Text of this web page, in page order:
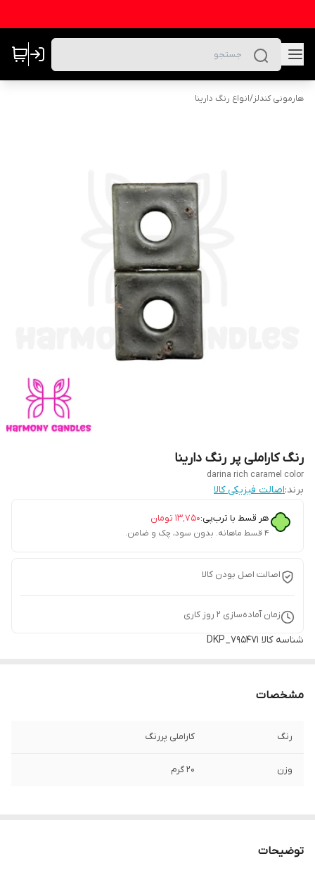
هارمونی کندلز/انواع رنگ دارینا
رنگ کاراملی پر رنگ دارینا
darina rich caramel color
برند:اصالت فیزیکی کالا
هر قسط با ترب‌پی:۱۳٬۷۵۰ تومان
۴ قسط ماهانه. بدون سود، چک و ضامن.
اصالت اصل بودن کالا
زمان آماده‌سازی 2 روز کاری
شناسه کالا DKP_795471
مشخصات
رنگ کاراملی پررنگ
وزن 20 گرم
توضیحات